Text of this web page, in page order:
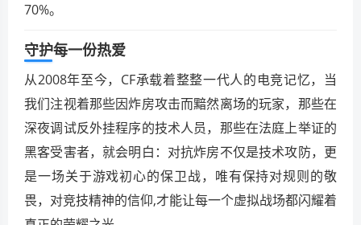
70%。
守护每一份热爱
从2008年至今，CF承载着整整一代人的电竞记忆，当
我们注视着那些因炸房攻击而黯然离场的玩家，那些在
深夜调试反外挂程序的技术人员，那些在法庭上举证的
黑客受害者，就会明白：对抗炸房不仅是技术攻防，更
是一场关于游戏初心的保卫战，唯有保持对规则的敬
畏，对竞技精神的信仰,才能让每一个虚拟战场都闪耀着